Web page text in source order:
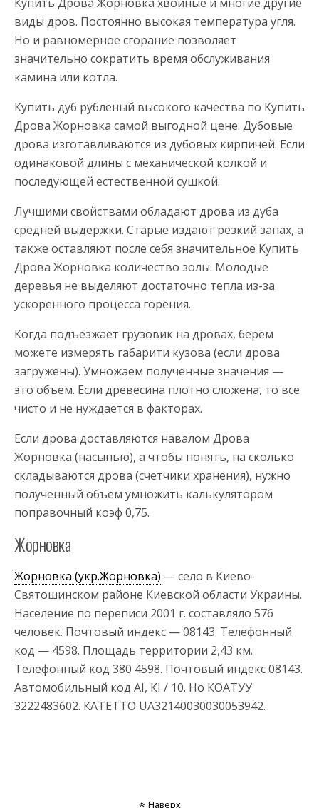
виды дров. Постоянно высокая температура угля.
Но и равномерное сгорание позволяет
значительно сократить время обслуживания
камина или котла.
Купить дуб рубленый высокого качества по Купить
Дрова Жорновка самой выгодной цене. Дубовые
дрова изготавливаются из дубовых кирпичей. Если
одинаковой длины с механической колкой и
последующей естественной сушкой.
Лучшими свойствами обладают дрова из дуба
средней выдержки. Старые издают резкий запах, а
также оставляют после себя значительное Купить
Дрова Жорновка количество золы. Молодые
деревья не выделяют достаточно тепла из-за
ускоренного процесса горения.
Когда подъезжает грузовик на дровах, берем
можете измерять габарити кузова (если дрова
загружены). Умножаем полученные значения —
это объем. Если древесина плотно сложена, то все
чисто и не нуждается в факторах.
Если дрова доставляются навалом Дрова
Жорновка (насыпью), а чтобы понять, на сколько
складываются дрова (счетчики хранения), нужно
полученный объем умножить калькулятором
поправочный коэф 0,75.
Жорновка
Жорновка (укр.Жорновка) — село в Киево-
Святошинском районе Киевской области Украины.
Население по переписи 2001 г. составляло 576
человек. Почтовый индекс — 08143. Телефонный
код — 4598. Площадь территории 2,43 км.
Телефонный код 380 4598. Почтовый индекс 08143.
Автомобильный код AI, КI / 10. Но КОАТУУ
3222483602. КАТЕТТО UA32140030030053942.
Наверх